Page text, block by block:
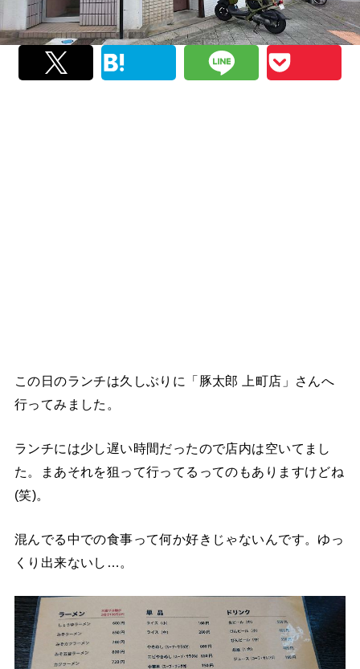
この日のランチは久しぶりに「豚太郎 上町店」さんへ
行ってみました。
ランチには少し遅い時間だったので店内は空いてまし
た。まあそれを狙って行ってるってのもありますけどね
(笑)。
混んでる中での食事って何か好きじゃないんです。ゆっ
くり出来ないし…。